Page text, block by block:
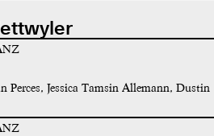
Perces, Jessica Tamsin Allemann, Dustin